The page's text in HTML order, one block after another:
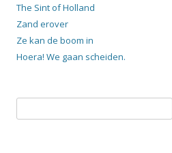
The Sint of Holland
Zand erover
Ze kan de boom in
Hoera! We gaan scheiden.
naar: